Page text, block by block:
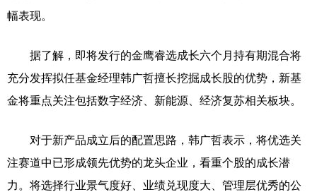
幅表现。
据了解，即将发行的金鹰睿选成长六个月持有期混合将
充分发挥拟任基金经理韩广哲擅长挖掘成长股的优势，新基
金将重点关注包括数字经济、新能源、经济复苏相关板块。
对于新产品成立后的配置思路，韩广哲表示，将优选关
注赛道中已形成领先优势的龙头企业，看重个股的成长潜
力。将选择行业景气度好、业绩兑现度大、管理层优秀的公